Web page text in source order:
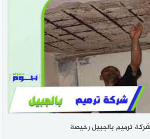
شركة ترميم بالجبيل رخيصة